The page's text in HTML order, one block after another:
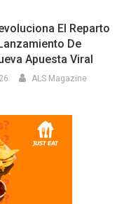
El Reparto
De
Apuesta Viral
ALS Magazine